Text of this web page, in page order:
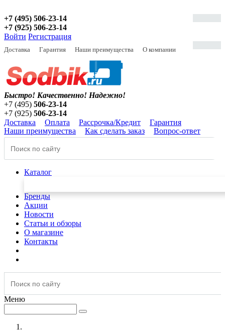
+7 (495) 506-23-14
+7 (925) 506-23-14
Войти Регистрация
Доставка Гарантия Наши преимущества О компании
Быстро! Качественно! Надежно!
+7 (495) 506-23-14
+7 (925) 506-23-14
Доставка
Оплата Рассрочка/Кредит
Гарантия
Наши преимущества
Как сделать заказ Вопрос-ответ
Каталог
Бренды
Акции
Новости
Статьи и обзоры
О магазине
Контакты
Меню